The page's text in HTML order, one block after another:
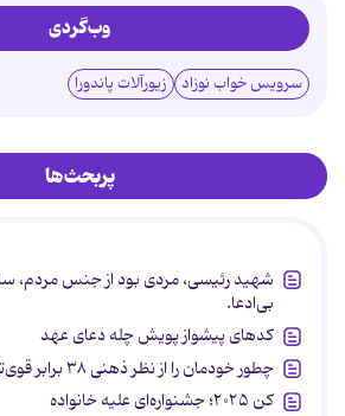
وب‌گردی
سرویس خواب نوزاد زیورآلات پاندورا
پربحث‌ها
شهید رئیسی، مردی بود از جنس مردم،
بی‌ادعا.
کدهای پیشواز پویش چله دعای عهد
چطور خودمان را از نظر ذهنی ۳۸ برابر قوی‌تر کنیم؟
کن ۲۰۲۵؛ جشنواره‌ای علیه خانواده